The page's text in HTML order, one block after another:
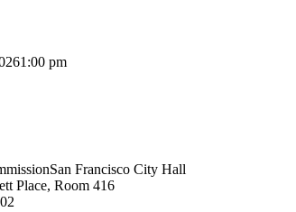
1:00 pm
San Francisco City Hall
Place, Room 416